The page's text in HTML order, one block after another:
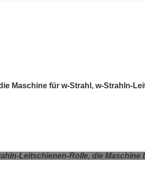
Maschine für w-Strahl, w-Strahln-
Leitschienen-Rolle, die Maschine